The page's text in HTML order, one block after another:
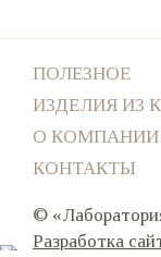
ПОЛЕЗНОЕ
ИЗДЕЛИЯ ИЗ
О КОМПАНИИ
КОНТАКТЫ
©
Разработка